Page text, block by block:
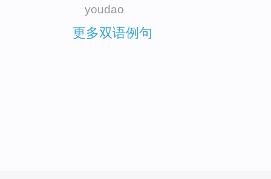
youdao
更多双语例句